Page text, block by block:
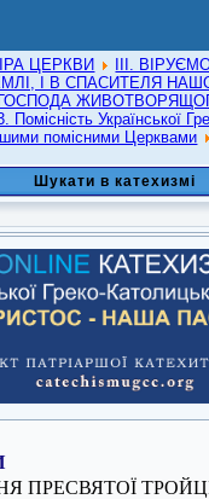
ЦЕРКВИ
ІІІ.
І В СПАСИТЕЛЯ
Помісність Української
помісними Церквами
Шукати в катехизмі
ПРЕСВЯТОЇ